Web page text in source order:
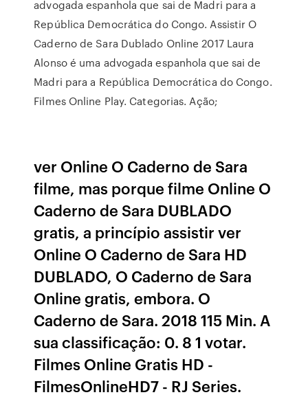
advogada espanhola que sai de Madri para a
República Democrática do Congo. Assistir O
Caderno de Sara Dublado Online 2017 Laura
Alonso é uma advogada espanhola que sai de
Madri para a República Democrática do Congo.
Filmes Online Play. Categorias. Ação;
ver Online O Caderno de Sara
filme, mas porque filme Online O
Caderno de Sara DUBLADO
gratis, a princípio assistir ver
Online O Caderno de Sara HD
DUBLADO, O Caderno de Sara
Online gratis, embora. O
Caderno de Sara. 2018 115 Min. A
sua classificação: 0. 8 1 votar.
Filmes Online Gratis HD -
FilmesOnlineHD7 - RJ Series.